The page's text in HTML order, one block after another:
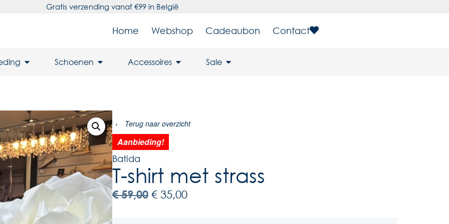
Gratis verzending vanaf €99 in België
Home Webshop Cadeaubon Contact
Schoenen Accessoires Sale
‹ Terug naar overzicht
Aanbieding!
Batida
T-shirt met strass
€59,00 € 35,00